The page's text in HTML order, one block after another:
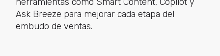
Ask Breeze para mejorar cada etapa del
embudo de ventas.